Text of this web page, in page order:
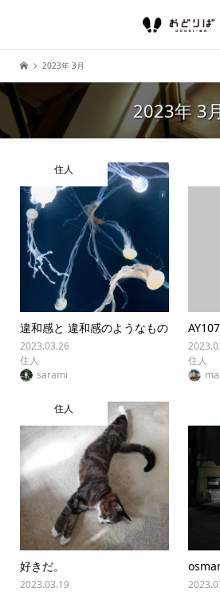
2023年 3月
2023年 3
住人
違和感と 違和感のようなもの
2023.03.26
住人
sarami
住人
住人
好きだ。
2023.03.19